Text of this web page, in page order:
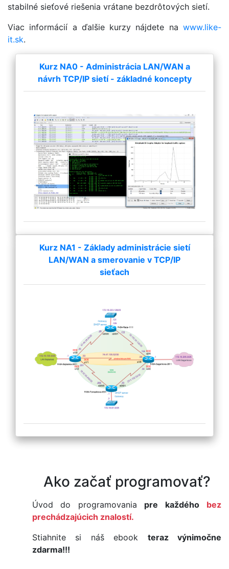
stabilné sieťové riešenia vrátane bezdrôtových sietí.
Viac informácií a ďalšie kurzy nájdete na www.like-
it.sk.
Kurz NA0 - Administrácia LAN/WAN a
návrh TCP/IP sietí - základné koncepty
Kurz NA1 - Základy administrácie sietí
LAN/WAN a smerovanie v TCP/IP
sieťach
Ako začať programovať?
Úvod do programovania pre každého
bez
prechádzajúcich znalostí.
Stiahnite si náš ebook teraz výnimočne
zdarma!!!